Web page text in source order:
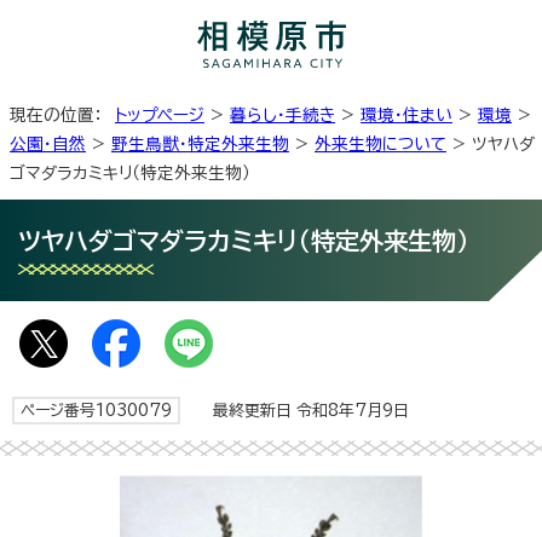
現在の位置： トップページ > 暮らし・手続き > 環境・住まい > 環境 >
公園・自然 > 野生鳥獣・特定外来生物 > 外来生物について > ツヤハダ
ゴマダラカミキリ（特定外来生物）
ツヤハダゴマダラカミキリ（特定外来生物）
ページ番号1030079 最終更新日 令和8年7月9日